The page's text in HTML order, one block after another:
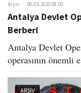
Arşiv 06.03.2020 08:00
Antalya Devlet
Berberi
Antalya Devlet
operasının önemli
ARŞIV